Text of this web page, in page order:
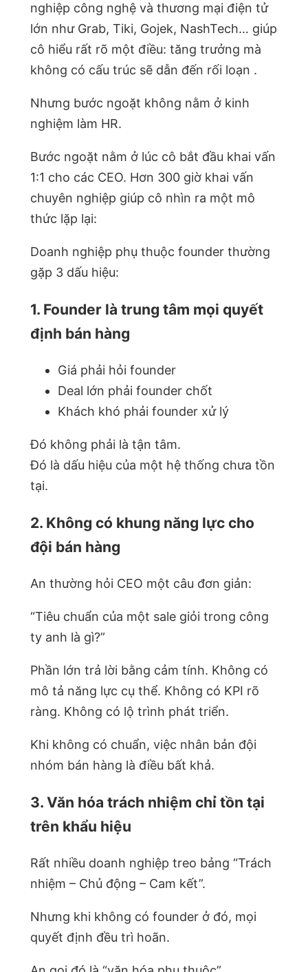
nghiệp công nghệ và thương mại điện tử
lớn như Grab, Tiki, Gojek, NashTech… giúp
cô hiểu rất rõ một điều: tăng trưởng mà
không có cấu trúc sẽ dẫn đến rối loạn .
Nhưng bước ngoặt không nằm ở kinh
nghiệm làm HR.
Bước ngoặt nằm ở lúc cô bắt đầu khai vấn
1:1 cho các CEO. Hơn 300 giờ khai vấn
chuyên nghiệp giúp cô nhìn ra một mô
thức lặp lại:
Doanh nghiệp phụ thuộc founder thường
gặp 3 dấu hiệu:
1. Founder là trung tâm mọi quyết
định bán hàng
Giá phải hỏi founder
Deal lớn phải founder chốt
Khách khó phải founder xử lý
Đó không phải là tận tâm.
Đó là dấu hiệu của một hệ thống chưa tồn
tại.
2. Không có khung năng lực cho
đội bán hàng
An thường hỏi CEO một câu đơn giản:
“Tiêu chuẩn của một sale giỏi trong công
ty anh là gì?”
Phần lớn trả lời bằng cảm tính. Không có
mô tả năng lực cụ thể. Không có KPI rõ
ràng. Không có lộ trình phát triển.
Khi không có chuẩn, việc nhân bản đội
nhóm bán hàng là điều bất khả.
3. Văn hóa trách nhiệm chỉ tồn tại
trên khẩu hiệu
Rất nhiều doanh nghiệp treo bảng “Trách
nhiệm – Chủ động – Cam kết”.
Nhưng khi không có founder ở đó, mọi
quyết định đều trì hoãn.